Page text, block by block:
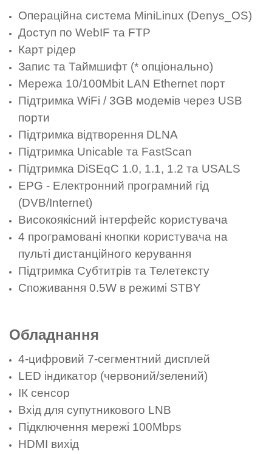
Операційна система MiniLinux (Denys_OS)
Доступ по WebIF та FTP
Карт рідер
Запис та Таймшифт (* опціонально)
Мережа 10/100Mbit LAN Ethernet порт
Підтримка WiFi / 3GB модемів через USB
порти
Підтримка відтворення DLNA
Підтримка Unicable та FastScan
Підтримка DiSEqC 1.0, 1.1, 1.2 та USALS
EPG - Електронний програмний гід
(DVB/Internet)
Високоякісний інтерфейс користувача
4 програмовані кнопки користувача на
пульті дистанційного керування
Підтримка Субтитрів та Телетексту
Споживання 0.5W в режимі STBY
Обладнання
4-цифровий 7-сегментний дисплей
LED індикатор (червоний/зелений)
ІК сенсор
Вхід для супутникового LNB
Підключення мережі 100Mbps
HDMI вихід